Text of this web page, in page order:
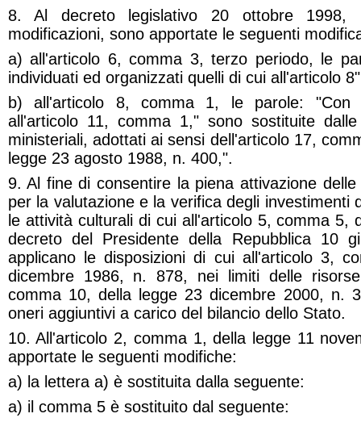
8. Al decreto legislativo 20 ottobre 1998,
modificazioni, sono apportate le seguenti
a) all'articolo 6, comma 3, terzo periodo, le
individuati ed organizzati quelli di cui all'articolo
b) all'articolo 8, comma 1, le parole: "Con
all'articolo 11, comma 1," sono sostituite
ministeriali, adottati ai sensi dell'articolo 17,
legge 23 agosto 1988, n. 400,".
9. Al fine di consentire la piena attivazione
per la valutazione e la verifica degli investimenti
le attività culturali di cui all'articolo 5, comma 5,
decreto del Presidente della Repubblica 10
applicano le disposizioni di cui all'articolo 3,
dicembre 1986, n. 878, nei limiti delle
comma 10, della legge 23 dicembre 2000, n.
oneri aggiuntivi a carico del bilancio dello Stato.
10. All'articolo 2, comma 1, della legge 11
apportate le seguenti modifiche:
a) la lettera a) è sostituita dalla seguente:
a) il comma 5 è sostituito dal seguente: